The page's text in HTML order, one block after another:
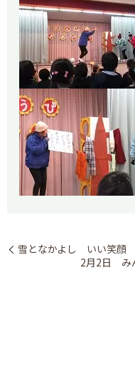
雪となかよし いい笑顔
2月2日 み